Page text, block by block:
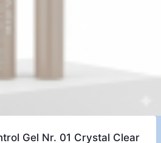
Gel Nr. 01 Crystal Clear